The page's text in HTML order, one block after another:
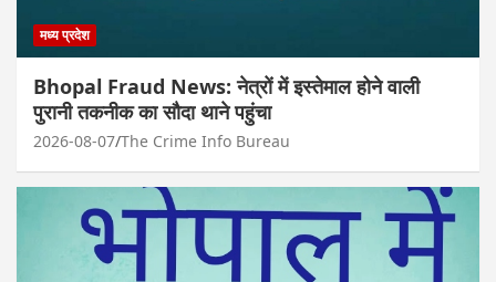
मध्य प्रदेश
Bhopal Fraud News: नेत्रों में इस्तेमाल होने वाली
पुरानी तकनीक का सौदा थाने पहुंचा
2026-08-07 The Crime Info Bureau